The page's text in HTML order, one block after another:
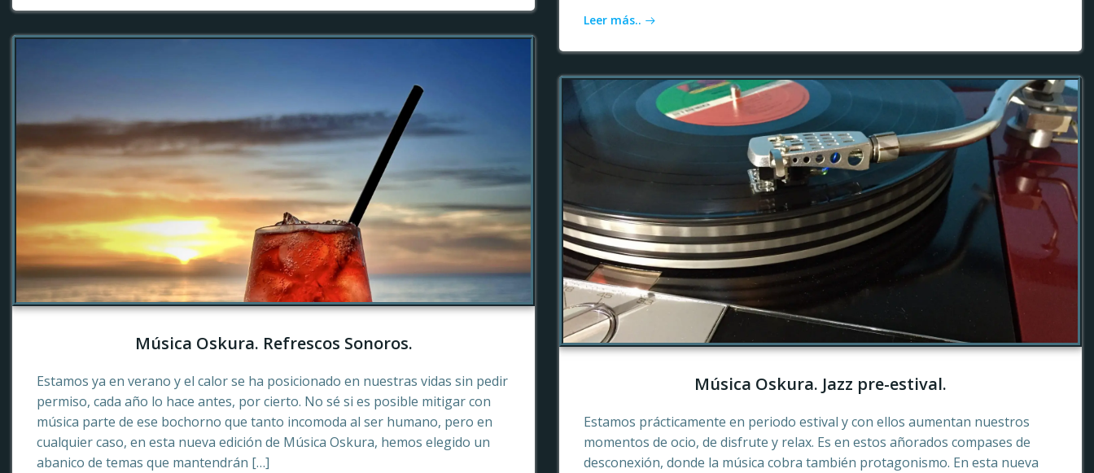
Leer más..
Música Oskura. Refrescos Sonoros.
Estamos ya en verano y el calor se ha posicionado en nuestras vidas sin pedir
permiso, cada año lo hace antes, por cierto. No sé si es posible mitigar con
música parte de ese bochorno que tanto incomoda al ser humano, pero en
cualquier caso, en esta nueva edición de Música Oskura, hemos elegido un
abanico de temas que mantendrán […]
Música Oskura. Jazz pre-estival.
Estamos prácticamente en periodo estival y con ellos aumentan nuestros
momentos de ocio, de disfrute y relax. Es en estos añorados compases de
desconexión, donde la música cobra también protagonismo. En esta nueva